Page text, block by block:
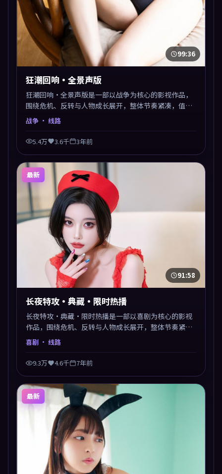
99:36
狂潮回响·全景声版
狂潮回响·全景声版是一部以战争为核心的影视作品，
围绕危机、反转与人物成长展开，整体节奏紧凑，值得
推荐观看。
战争 · 线路
5.4万 3.6千 3年前
最新
91:58
长夜特攻·典藏·限时热播
长夜特攻·典藏·限时热播是一部以喜剧为核心的影视
作品，围绕危机、反转与人物成长展开，整体节奏紧
凑，值得推荐观看。
喜剧 · 线路
9.3万 4.6千 7年前
最新